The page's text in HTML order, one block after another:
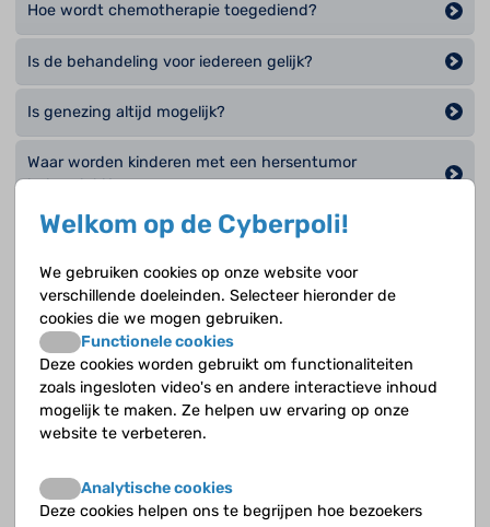
Hoe wordt chemotherapie toegediend?
Is de behandeling voor iedereen gelijk?
Is genezing altijd mogelijk?
Waar worden kinderen met een hersentumor
behandeld?
Waarom is het verlagen van de druk in de hersenen
Wanneer en bij wie kan bestraling nodig zijn?
Wat betekent chemotherapie in de praktijk?
Wat is een kuurschema?
Wat is gerichte therapie?
Welkom op de Cyberpoli!
We gebruiken cookies op onze website voor
verschillende doeleinden. Selecteer hieronder de
cookies die we mogen gebruiken.
Functionele cookies
Deze cookies worden gebruikt om functionaliteiten
zoals ingesloten video's en andere interactieve inhoud
mogelijk te maken. Ze helpen uw ervaring op onze
website te verbeteren.
Analytische cookies
Deze cookies helpen ons te begrijpen hoe bezoekers